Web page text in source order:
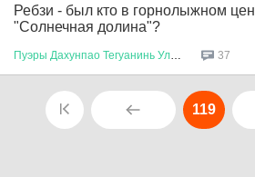
Ребзи - был кто в горнолыжном
"Солнечная долина"?
Пуэры Дахунпао Тегуанинь Улуны 37
119